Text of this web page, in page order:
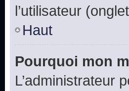
l’utilisateur
Haut
Pourquoi mon
L’administrateur